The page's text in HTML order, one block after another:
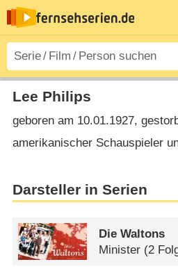
Lee Philips
geboren am 10.01.1927,
amerikanischer Schauspieler
Darsteller in Serien
Die Waltons
Minister (2